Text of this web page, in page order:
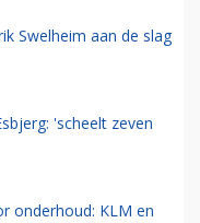
Swelheim aan de slag
'scheelt zeven
onderhoud: KLM en